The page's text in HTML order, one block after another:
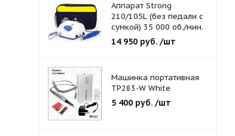
Аппарат Strong
210/105L (без педали с
сумкой) 35 000 об./мин.
14 950руб. /шт
Машинка портативная
TP283-W White
5 400руб. /шт